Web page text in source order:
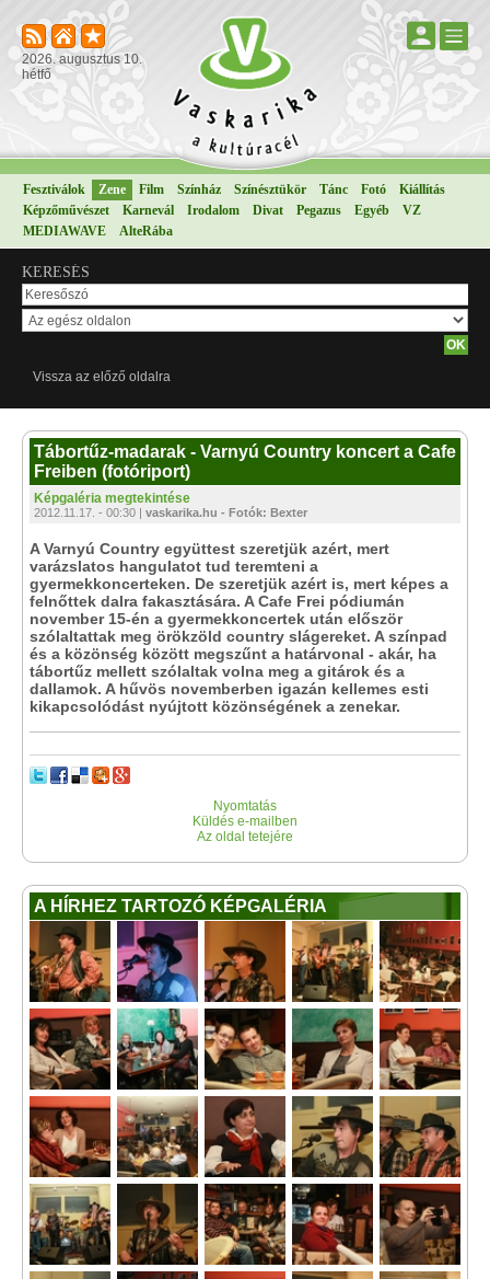
2026. augusztus 10.
hétfő
Fesztiválok Zene Film Színház Színésztükör Tánc Fotó
Kiállítás
Képzőművészet
Karnevál Irodalom Divat Pegazus Egyéb
VZ
MEDIAWAVE
AlteRába
KERESÉS
Vissza az előző oldalra
Tábortűz-madarak - Varnyú Country koncert a Cafe
Freiben (fotóriport)
Képgaléria megtekintése
2012.11.17. - 00:30 | vaskarika.hu - Fotók: Bexter
A Varnyú Country együttest szeretjük azért, mert
varázslatos hangulatot tud teremteni a
gyermekkoncerteken. De szeretjük azért is, mert képes a
felnőttek dalra fakasztására. A Cafe Frei pódiumán
november 15-én a gyermekkoncertek után először
szólaltattak meg örökzöld country slágereket. A színpad
és a közönség között megszűnt a határvonal - akár, ha
tábortűz mellett szólaltak volna meg a gitárok és a
dallamok. A hűvös novemberben igazán kellemes esti
kikapcsolódást nyújtott közönségének a zenekar.
Nyomtatás
Küldés e-mailben
Az oldal tetejére
A HÍRHEZ TARTOZÓ KÉPGALÉRIA